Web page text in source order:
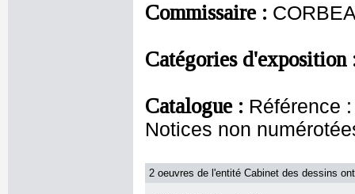
Commissaire :
Catégories
Catalogue : Référence
Notices non
2 oeuvres de l'entité Cabinet des dessins